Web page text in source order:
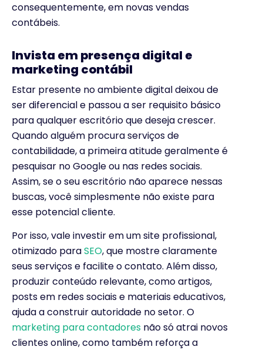
consequentemente, em novas vendas
contábeis.
Invista em presença digital e
marketing contábil
Estar presente no ambiente digital deixou de
ser diferencial e passou a ser requisito básico
para qualquer escritório que deseja crescer.
Quando alguém procura serviços de
contabilidade, a primeira atitude geralmente é
pesquisar no Google ou nas redes sociais.
Assim, se o seu escritório não aparece nessas
buscas, você simplesmente não existe para
esse potencial cliente.
Por isso, vale investir em um site profissional,
otimizado paraSEO, que mostre claramente
seus serviços e facilite o contato. Além disso,
produzir conteúdo relevante, como artigos,
posts em redes sociais e materiais educativos,
ajuda a construir autoridade no setor. O
marketing para contadores não só atrai novos
clientes online, como também reforça a